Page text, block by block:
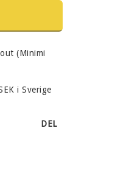
(Minimi
i Sverige
DEL